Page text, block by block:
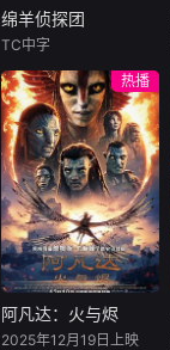
绵羊侦探团
尼可拉斯·博朗
尼古拉斯·加利齐纳
牧羊人乔治
（休·杰克曼饰）最
爱给羊群读侦探小
说，没想到自己有
一天会离奇死亡。
他留下的3000万
巨额遗产，让每个
人貌似都有犯罪动
机。警察毫无头绪
绵羊侦探团
TC中字
热播
阿凡达：火与烬
阿凡达：火与烬
2025年12月19日上映